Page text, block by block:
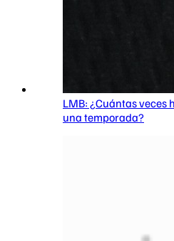
LMB: ¿Cuántas veces
una temporada?